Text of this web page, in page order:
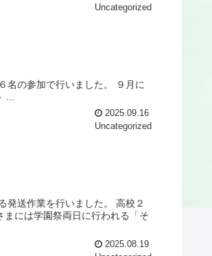
Uncategorized
名の参加で行いました。 ９月に
2025.09.16
Uncategorized
発送作業を行いました。 高校２
には学園祭両日に行われる「そ
2025.08.19